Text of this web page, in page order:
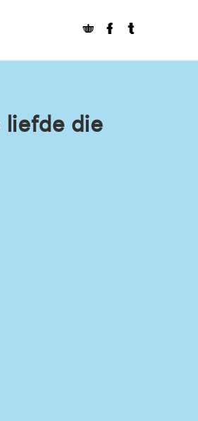
liefde die